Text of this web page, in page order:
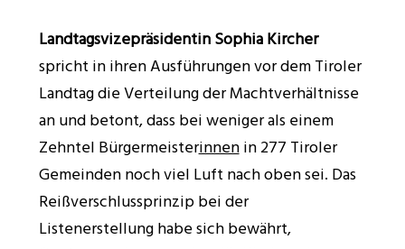
Landtagsvizepräsidentin Sophia Kircher
spricht in ihren Ausführungen vor dem Tiroler
Landtag die Verteilung der Machtverhältnisse
an und betont, dass bei weniger als einem
Zehntel Bürgermeisterinnenin 277 Tiroler
Gemeinden noch viel Luft nach oben sei. Das
Reißverschlussprinzip bei der
Listenerstellung habe sich bewährt,